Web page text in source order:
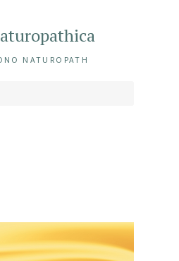
NATUROPATH